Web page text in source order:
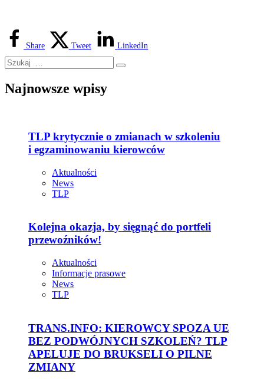
Share Tweet LinkedIn
Najnowsze wpisy
TLP krytycznie o zmianach w szkoleniu
i egzaminowaniu kierowców
Aktualności
News
TLP
Kolejna okazja, by sięgnąć do portfeli
przewoźników!
Aktualności
Informacje prasowe
News
TLP
TRANS.INFO: KIEROWCY SPOZA UE
BEZ PODWÓJNYCH SZKOLEŃ? TLP
APELUJE DO BRUKSELI O PILNE
ZMIANY